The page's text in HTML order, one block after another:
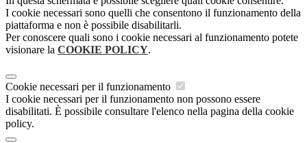
I cookie necessari sono quelli che consentono il funzionamento della
piattaforma e non è possibile disabilitarli.
Per conoscere quali sono i cookie necessari al funzionamento potete
visionare la COOKIE POLICY.
Cookie necessari per il funzionamento
I cookie necessari per il funzionamento non possono essere
disabilitati. È possibile consultare l'elenco nella pagina della cookie
policy.